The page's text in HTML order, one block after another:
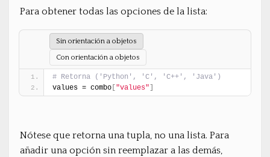
Para obtener todas las opciones de la lista:
Sin orientación a objetos
Con orientación a objetos
# Retorna ('Python', 'C', 'C++', 'Java')
values = combo "values"
Nótese que retorna una tupla, no una lista. Para
añadir una opción sin reemplazar a las demás,